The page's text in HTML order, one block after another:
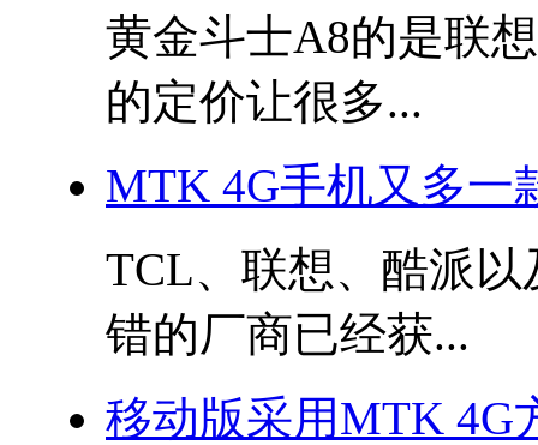
黄金斗士A8的是联
的定价让很多...
MTK 4G手机又多一
TCL、联想、酷派
错的厂商已经获...
移动版采用MTK 4G